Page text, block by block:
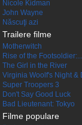
Nicole Kidman
John Wayne
Născuţi azi
Trailere filme
Motherwitch
Rise of the Footsoldier:...
The Girl in the River
Virginia Woolf's Night &
Super Troopers 3
Don't Say Good Luck
Bad Lieutenant: Tokyo
Filme populare